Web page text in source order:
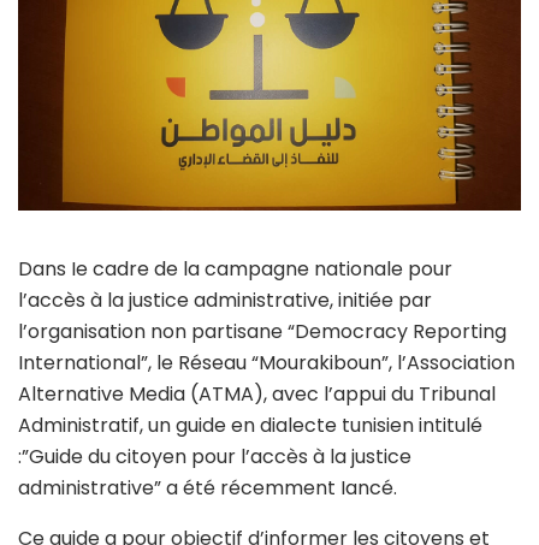
Dans Ie cadre de la campagne nationale pour
l’accès à la justice administrative, initiée par
l’organisation non partisane “Democracy Reporting
International”, le Réseau “Mourakiboun”, l’Association
Alternative Media (ATMA), avec l’appui du Tribunal
Administratif, un guide en dialecte tunisien intitulé
:”Guide du citoyen pour l’accès à la justice
administrative” a été récemment Iancé.
Ce guide a pour objectif d’informer les citoyens et